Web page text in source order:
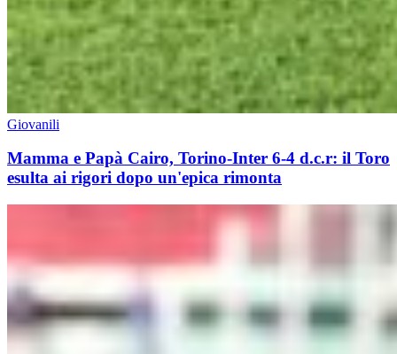
Giovanili
Mamma e Papà Cairo, Torino-Inter 6-4 d.c.r: il Toro
esulta ai rigori dopo un'epica rimonta